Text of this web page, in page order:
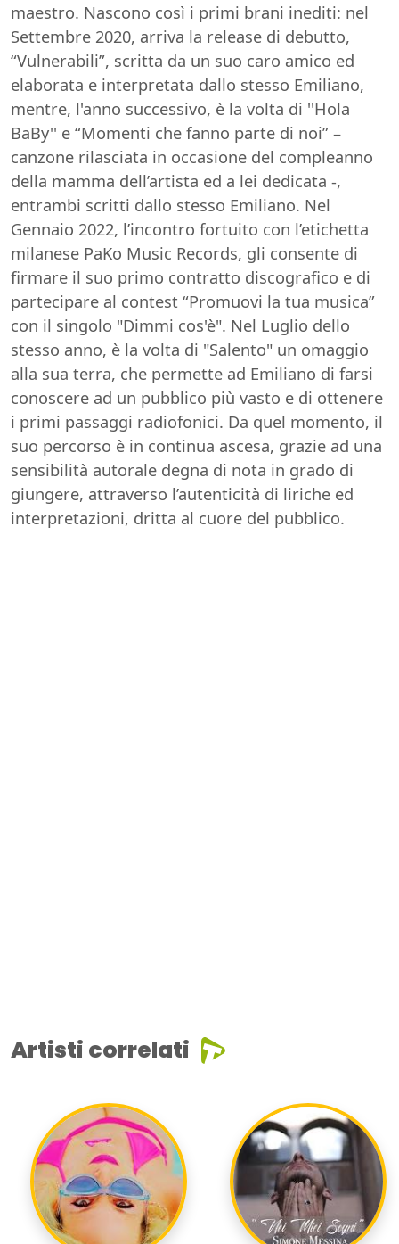
maestro. Nascono così i primi brani inediti: nel
Settembre 2020, arriva la release di debutto,
“Vulnerabili”, scritta da un suo caro amico ed
elaborata e interpretata dallo stesso Emiliano,
mentre, l'anno successivo, è la volta di ''Hola
BaBy'' e “Momenti che fanno parte di noi” –
canzone rilasciata in occasione del compleanno
della mamma dell’artista ed a lei dedicata -,
entrambi scritti dallo stesso Emiliano. Nel
Gennaio 2022, l’incontro fortuito con l’etichetta
milanese PaKo Music Records, gli consente di
firmare il suo primo contratto discografico e di
partecipare al contest “Promuovi la tua musica”
con il singolo "Dimmi cos'è". Nel Luglio dello
stesso anno, è la volta di "Salento" un omaggio
alla sua terra, che permette ad Emiliano di farsi
conoscere ad un pubblico più vasto e di ottenere
i primi passaggi radiofonici. Da quel momento, il
suo percorso è in continua ascesa, grazie ad una
sensibilità autorale degna di nota in grado di
giungere, attraverso l’autenticità di liriche ed
interpretazioni, dritta al cuore del pubblico.
Artisti correlati